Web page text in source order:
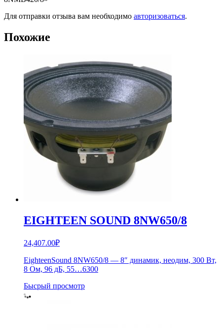
Для отправки отзыва вам необходимо авторизоваться.
Похожие
EIGHTEEN SOUND 8NW650/8
24,407.00₽
EighteenSound 8NW650/8 — 8″ динамик, неодим, 300 Вт,
8 Ом, 96 дБ, 55…6300
Бысрый просмотр